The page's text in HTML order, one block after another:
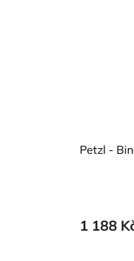
Petzl -
1 188